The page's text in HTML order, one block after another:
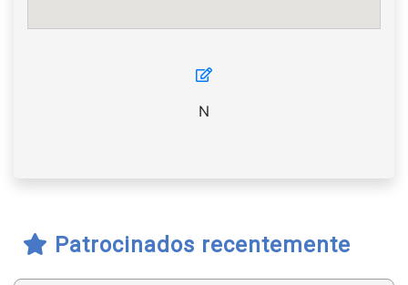
N
Patrocinados recentemente